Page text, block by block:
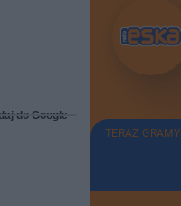
do Google
TERAZ GRAMY